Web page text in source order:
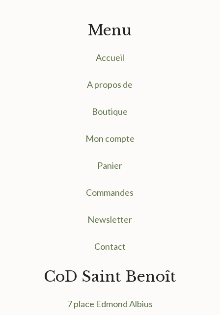
Menu
Accueil
A propos de
Boutique
Mon compte
Panier
Commandes
Newsletter
Contact
CoD Saint Benoît
7 place Edmond Albius